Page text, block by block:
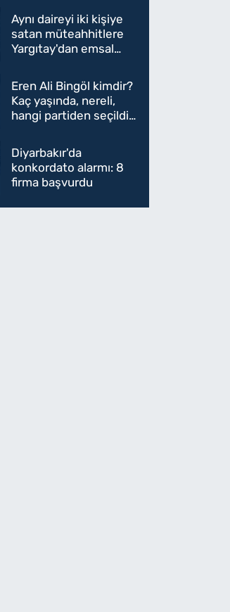
oldu
Aynı daireyi iki kişiye
satan müteahhitlere
Yargıtay'dan emsal
Eren Ali Bingöl kimdir?
Kaç yaşında, nereli,
hangi partiden seçildi?
Parti'ye mi geçecek?
Diyarbakır'da
konkordato alarmı: 8
firma başvurdu